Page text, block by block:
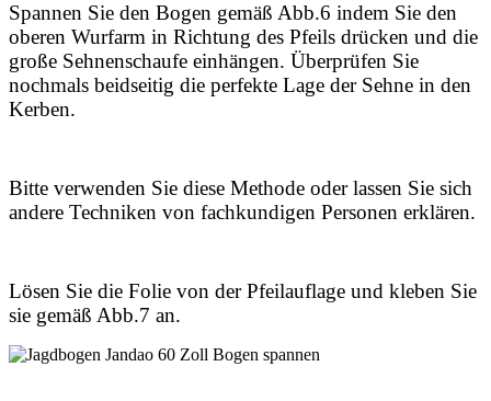
Spannen Sie den Bogen gemäß Abb.6 indem Sie den
oberen Wurfarm in Richtung des Pfeils drücken und die
große Sehnenschaufe einhängen. Überprüfen Sie
nochmals beidseitig die perfekte Lage der Sehne in den
Kerben.
Bitte verwenden Sie diese Methode oder lassen Sie sich
andere Techniken von fachkun­digen Personen erklären.
Lösen Sie die Folie von der Pfeilauflage und kleben Sie
sie gemäß Abb.7 an.